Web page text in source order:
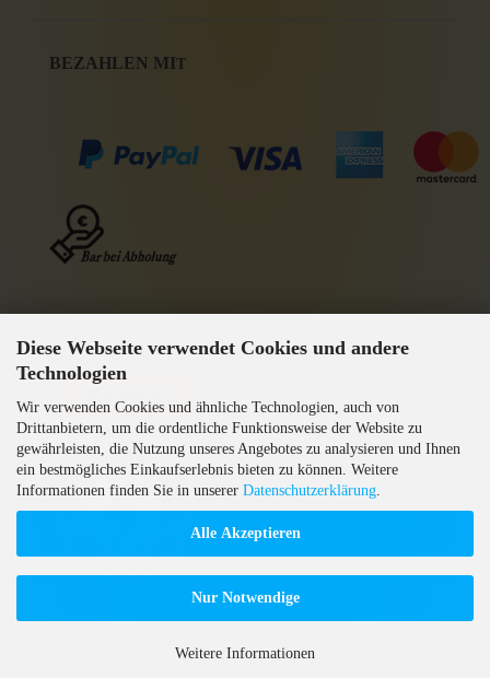
Diese Webseite verwendet Cookies und andere
Technologien
Wir verwenden Cookies und ähnliche Technologien, auch von
Drittanbietern, um die ordentliche Funktionsweise der Website zu
gewährleisten, die Nutzung unseres Angebotes zu analysieren und Ihnen
ein bestmögliches Einkaufserlebnis bieten zu können. Weitere
Informationen finden Sie in unserer Datenschutzerklärung
Alle Akzeptieren
Nur Notwendige
Weitere Informationen
BEZAHLEN MIT
GEPRÜFTE AGB
mit Gambio.de © 2026